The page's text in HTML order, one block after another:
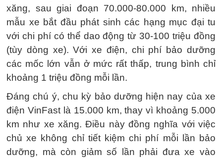
xăng, sau giai đoạn 70.000-80.000 km, nhiều
mẫu xe bắt đầu phát sinh các hạng mục đại tu
với chi phí có thể dao động từ 30-100 triệu đồng
(tùy dòng xe). Với xe điện, chi phí bảo dưỡng
các mốc lớn vẫn ở mức rất thấp, trung bình chỉ
khoảng 1 triệu đồng mỗi lần.
Đáng chú ý, chu kỳ bảo dưỡng hiện nay của xe
điện VinFast là 15.000 km, thay vì khoảng 5.000
km như xe xăng. Điều này đồng nghĩa với việc
chủ xe không chỉ tiết kiệm chi phí mỗi lần bảo
dưỡng, mà còn giảm số lần phải đưa xe vào